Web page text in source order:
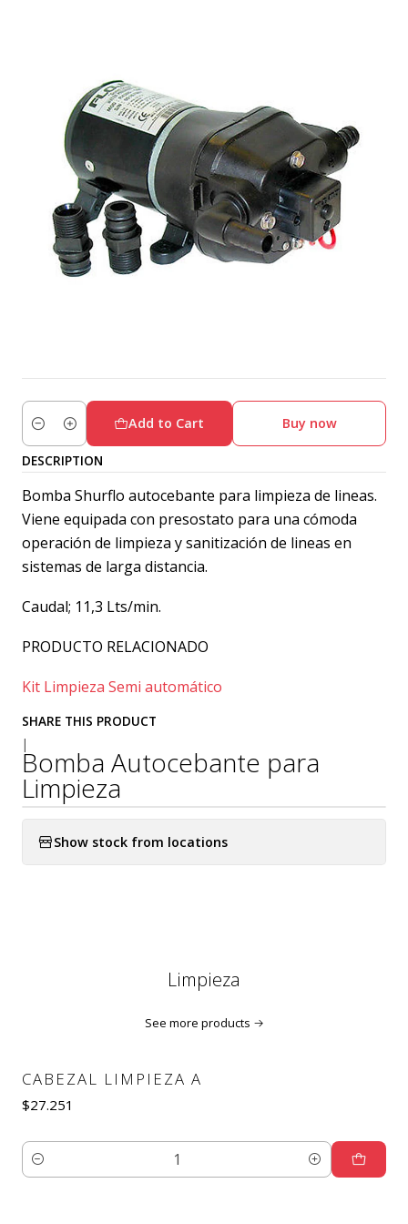
Quantity
Add to Cart Buy now
DESCRIPTION
Bomba Shurflo autocebante para limpieza de lineas.
Viene equipada con presostato para una cómoda
operación de limpieza y sanitización de lineas en
sistemas de larga distancia.
Caudal; 11,3 Lts/min.
PRODUCTO RELACIONADO
Kit Limpieza Semi automático
SHARE THIS PRODUCT
|
Bomba Autocebante para
Limpieza
Show stock from locations
Limpieza
See more products
CABEZAL LIMPIEZA A
$27.251
Quantity